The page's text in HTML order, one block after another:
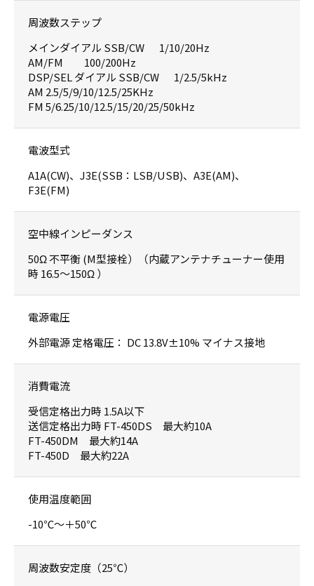
周波数ステップ
メインダイアル SSB/CW 1/10/20Hz
AM/FM 100/200Hz
DSP/SEL ダイアル SSB/CW 1/2.5/5kHz
AM 2.5/5/9/10/12.5/25KHz
FM 5/6.25/10/12.5/15/20/25/50kHz
電波型式
A1A(CW)、J3E(SSB：LSB/USB)、A3E(AM)、
F3E(FM)
空中線インピーダンス
50Ω 不平衡 (M型接栓）（内蔵アンテナチューナー使用
時 16.5～150Ω ）
電源電圧
外部電源 定格電圧： DC 13.8V±10% マイナス接地
消費電流
受信定格出力時 1.5A以下
送信定格出力時 FT-450DS 最大約10A
FT-450DM 最大約14A
FT-450D 最大約22A
使用温度範囲
-10℃～＋50℃
周波数安定度（25℃）